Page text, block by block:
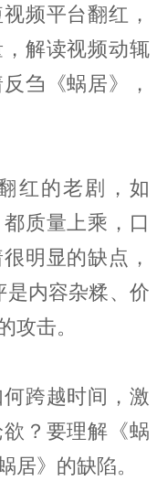
频平台翻红，
解读视频动辄
刍《蜗居》，
红的老剧，如
质量上乘，口
明显的缺点，
内容杂糅、价
攻击。
跨越时间，激
？要理解《蜗
居》的缺陷。